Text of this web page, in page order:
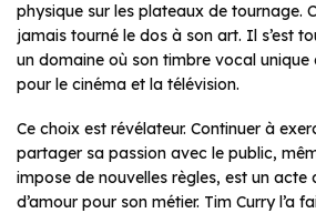
physique sur les plateaux de tournage.
jamais tourné le dos à son art. Il s’est
un domaine où son timbre vocal
pour le cinéma et la télévision.
Ce choix est révélateur. Continuer à
partager sa passion avec le public,
impose de nouvelles règles, est un acte
d’amour pour son métier. Tim Curry l’a